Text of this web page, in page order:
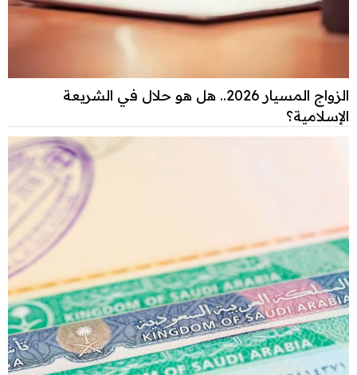
الزواج المسيار 2026.. هل هو حلال في الشريعة
الإسلامية؟